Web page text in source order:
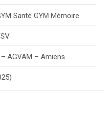
Santé GYM Mémoire
AGVAM – Amiens